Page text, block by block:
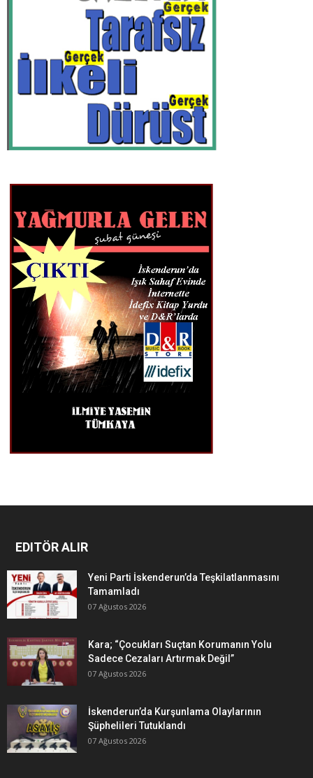
EDITÖR ALIR
Yeni Parti İskenderun’da Teşkilatlanmasını
Tamamladı
07 Ağustos 2026
Kara; “Çocukları Suçtan Korumanın Yolu
Sadece Cezaları Artırmak Değil”
07 Ağustos 2026
İskenderun’da Kurşunlama Olaylarının
Şüphelileri Tutuklandı
07 Ağustos 2026